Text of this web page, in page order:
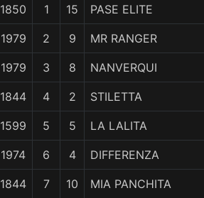
1850 1 15 PASE ELITE
1979 2 9 MR RANGER
1979 3 8 NANVERQUI
1844 4 2 STILETTA
1599 5 5 LA LALITA
1974 6 4 DIFFERENZA
1844 7 10 MIA PANCHITA